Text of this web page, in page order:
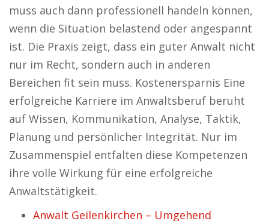
muss auch dann professionell handeln können,
wenn die Situation belastend oder angespannt
ist. Die Praxis zeigt, dass ein guter Anwalt nicht
nur im Recht, sondern auch in anderen
Bereichen fit sein muss. Kostenersparnis Eine
erfolgreiche Karriere im Anwaltsberuf beruht
auf Wissen, Kommunikation, Analyse, Taktik,
Planung und persönlicher Integrität. Nur im
Zusammenspiel entfalten diese Kompetenzen
ihre volle Wirkung für eine erfolgreiche
Anwaltstätigkeit.
Anwalt Geilenkirchen – Umgehend